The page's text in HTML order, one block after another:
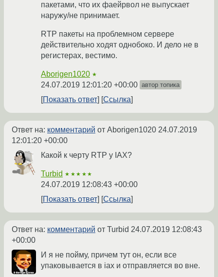
пакетами, что их фаейрвол не выпускает
наружу/не принимает.
RTP пакеты на проблемном сервере
действительно ходят однобоко. И дело не в
регистерах, вестимо.
Aborigen1020 ★
24.07.2019 12:01:20 +00:00 автор топика
Показать ответ Ссылка
Ответ на: комментарий от Aborigen1020 24.07.2019
12:01:20 +00:00
Какой к черту RTP у IAX?
Turbid ★★★★★
24.07.2019 12:08:43 +00:00
Показать ответ
Ссылка
Ответ на: комментарий от Turbid 24.07.2019 12:08:43
+00:00
И я не пойму, причем тут он, если все
упаковывается в iax и отправляется во вне.